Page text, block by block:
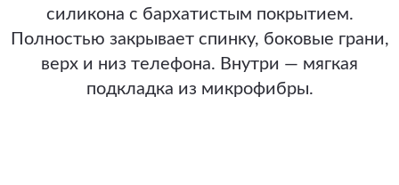
силикона с бархатистым покрытием.
Полностью закрывает спинку, боковые грани,
верх и низ телефона. Внутри — мягкая
подкладка из микрофибры.